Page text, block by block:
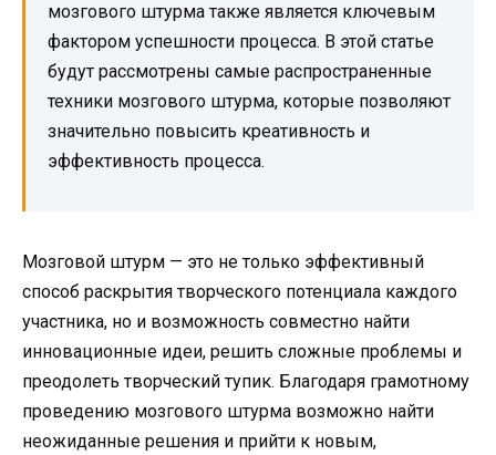
мозгового штурма также является ключевым
фактором успешности процесса. В этой статье
будут рассмотрены самые распространенные
техники мозгового штурма, которые позволяют
значительно повысить креативность и
эффективность процесса.
Мозговой штурм — это не только эффективный
способ раскрытия творческого потенциала каждого
участника, но и возможность совместно найти
инновационные идеи, решить сложные проблемы и
преодолеть творческий тупик. Благодаря грамотному
проведению мозгового штурма возможно найти
неожиданные решения и прийти к новым,